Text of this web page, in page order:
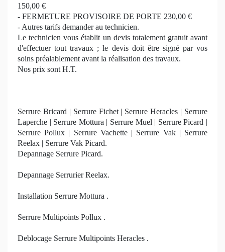
150,00 €
- FERMETURE PROVISOIRE DE PORTE 230,00 €
- Autres tarifs demander au technicien.
Le technicien vous établit un devis totalement gratuit avant
d'effectuer tout travaux ; le devis doit être signé par vos
soins préalablement avant la réalisation des travaux.
Nos prix sont H.T.
Serrure Bricard | Serrure Fichet | Serrure Heracles | Serrure
Laperche | Serrure Mottura | Serrure Muel | Serrure Picard |
Serrure Pollux | Serrure Vachette | Serrure Vak | Serrure
Reelax | Serrure Vak Picard.
Depannage Serrure Picard.
Depannage Serrurier Reelax.
Installation Serrure Mottura .
Serrure Multipoints Pollux .
Deblocage Serrure Multipoints Heracles .